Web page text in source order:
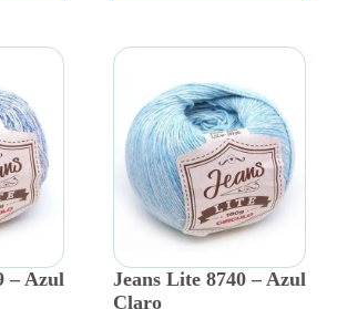
– Azul
Jeans Lite 8740 – Azul
Claro